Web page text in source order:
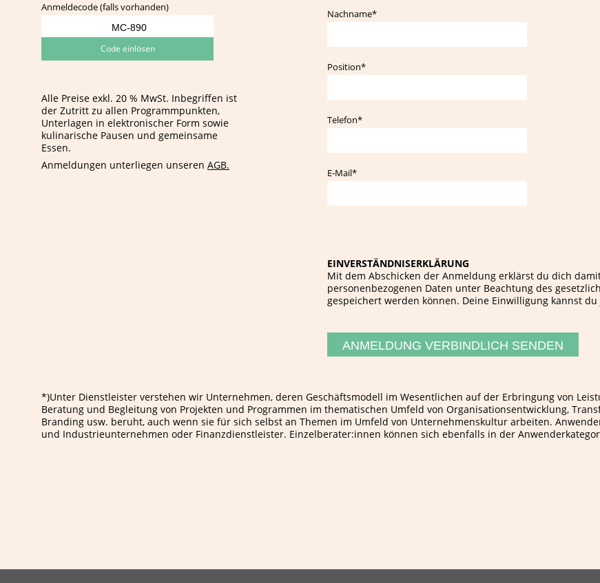
Anmeldecode (falls vorhanden)
Code einlösen
Alle Preise exkl. 20 % MwSt. Inbegriffen ist
der Zutritt zu allen Programmpunkten,
Unterlagen in elektronischer Form sowie
kulinarische Pausen und gemeinsame
Essen.
Anmeldungen unterliegen unseren AGB.
Pflichtfeld
Nachname*
Pflichtfeld
Position*
Pflichtfeld
Telefon*
Pflichtfeld
E-Mail*
EINVERSTÄNDNISERKLÄRUNG
Mit dem Abschicken der Anmeldung erklärst du dich
personenbezogenen Daten unter Beachtung des
gespeichert werden können. Deine Einwilligung kannst
ANMELDUNG VERBINDLICH SENDEN
*)Unter Dienstleister verstehen wir Unternehmen, deren Geschäftsmodell im Wesentlichen auf der Erbringung von
Beratung und Begleitung von Projekten und Programmen im thematischen Umfeld von Organisationsentwicklung,
Branding usw. beruht, auch wenn sie für sich selbst an Themen im Umfeld von Unternehmenskultur arbeiten.
und Industrieunternehmen oder Finanzdienstleister. Einzelberater:innen können sich ebenfalls in der